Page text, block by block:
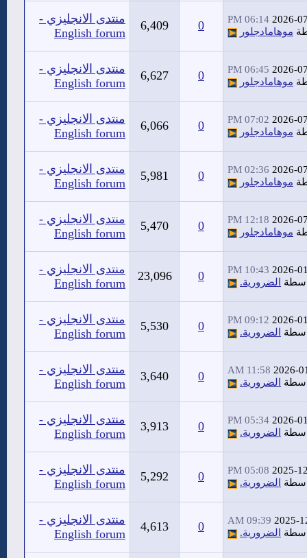
2026-
06:14 PM
موهامادجلور 0
6,409
منتدى الانجليزي -
English forum
2026-
06:45 PM
موهامادجلور 0
6,627
منتدى الانجليزي -
English forum
2026-
07:02 PM
موهامادجلور 0
6,066
منتدى الانجليزي -
English forum
2026-
02:36 PM
موهامادجلور 0
5,981
منتدى الانجليزي -
English forum
2026-
12:18 PM
موهامادجلور 0
5,470
منتدى الانجليزي -
English forum
2026-
10:43 PM
الضرورية. 0
23,096
منتدى الانجليزي -
English forum
2026-
09:12 PM
الضرورية. 0
5,530
منتدى الانجليزي -
English forum
2026-
11:58 AM
الضرورية. 0
3,640
منتدى الانجليزي -
English forum
2026-
05:34 PM
الضرورية. 0
3,913
منتدى الانجليزي -
English forum
2025-
05:08 PM
الضرورية. 0
5,292
منتدى الانجليزي -
English forum
2025-
09:39 AM
الضرورية. 0
4,613
منتدى الانجليزي -
English forum